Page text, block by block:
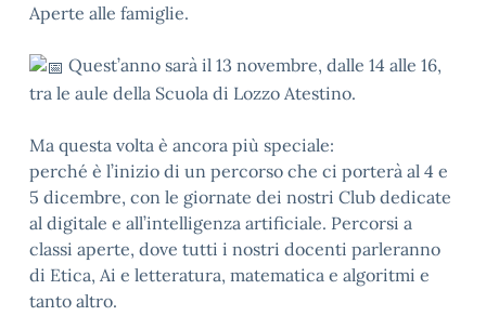
Aperte alle famiglie.
Quest’anno sarà il 13 novembre, dalle 14 alle 16,
tra le aule della Scuola di Lozzo Atestino.
Ma questa volta è ancora più speciale:
perché è l’inizio di un percorso che ci porterà al 4 e
5 dicembre, con le giornate dei nostri Club dedicate
al digitale e all’intelligenza artificiale. Percorsi a
classi aperte, dove tutti i nostri docenti parleranno
di Etica, Ai e letteratura, matematica e algoritmi e
tanto altro.